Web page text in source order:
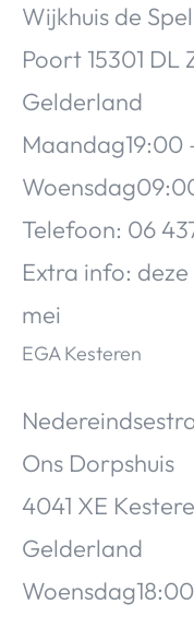
Wijkhuis de
Poort 15301 DL
Gelderland
Maandag19:00
Telefoon: 06
Extra info:
mei
EGA Kesteren
Ons Dorpshuis
4041 XE
Gelderland
Woensdag18:00